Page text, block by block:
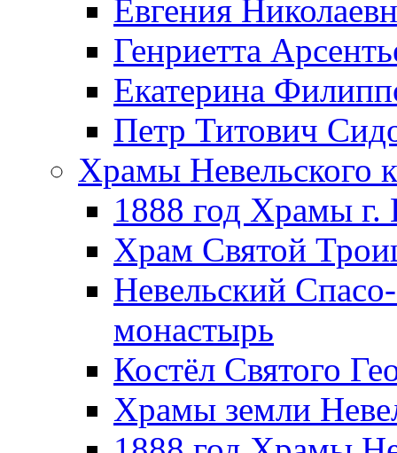
Евгения
Генриетта
Екатерина
Петр Титович
Храмы Невельского
1888 год Храмы г.
Храм Святой
Невельский
монастырь
Костёл Святого
Храмы земли